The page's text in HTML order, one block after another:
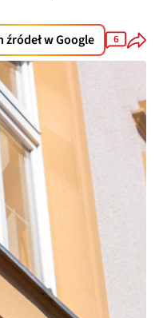
w Google 6